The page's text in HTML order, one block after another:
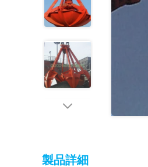
製品詳細